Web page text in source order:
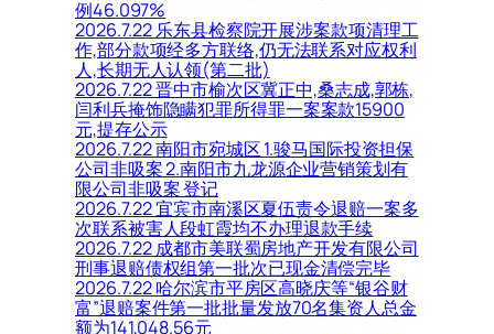
例46.097%
2026.7.22 乐东县检察院开展涉案款项清理工
作,部分款项经多方联络,仍无法联系对应权利
人,长期无人认领(第二批)
2026.7.22 晋中市榆次区冀正中,桑志成,郭栋,
闫利兵掩饰隐瞒犯罪所得罪一案案款15900
元,提存公示
2026.7.22 南阳市宛城区 1.骏马国际投资担保
公司非吸案 2.南阳市九龙源企业营销策划有
限公司非吸案 登记
2026.7.22 宜宾市南溪区夏伍责令退赔一案多
次联系被害人段虹霞均不办理退款手续
2026.7.22 成都市美联蜀房地产开发有限公司
刑事退赔债权组第一批次已现金清偿完毕
2026.7.22 哈尔滨市平房区高晓庆等“银谷财
富”退赔案件第一批批量发放70名集资人总金
额为141,048.56元